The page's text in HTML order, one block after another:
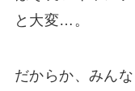
と大変…。
だからか、みん